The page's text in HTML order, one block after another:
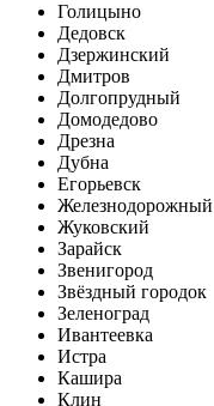
Голицыно
Дедовск
Дзержинский
Дмитров
Долгопрудный
Домодедово
Дрезна
Дубна
Егорьевск
Железнодорожный
Жуковский
Зарайск
Звенигород
Звёздный городок
Зеленоград
Ивантеевка
Истра
Кашира
Клин